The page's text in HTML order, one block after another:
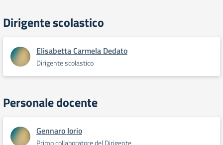
Dirigente scolastico
Elisabetta Carmela Dedato
Dirigente scolastico
Personale docente
Gennaro Iorio
Primo collaboratore del Dirigente